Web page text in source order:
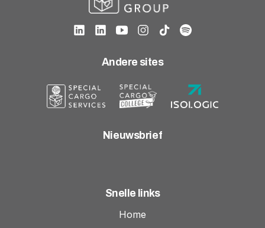
Andere sites
Nieuwsbrief
Snelle links
Home